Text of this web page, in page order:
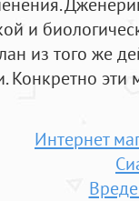
и
из того же
Конкретно эти
Интернет